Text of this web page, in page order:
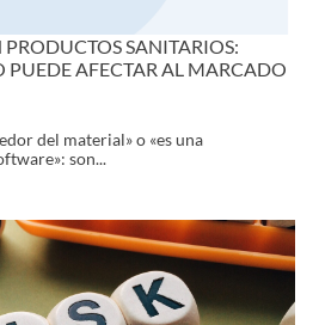
SANITARIOS:
AFECTAR AL MARCADO
del material» o «es una
son...